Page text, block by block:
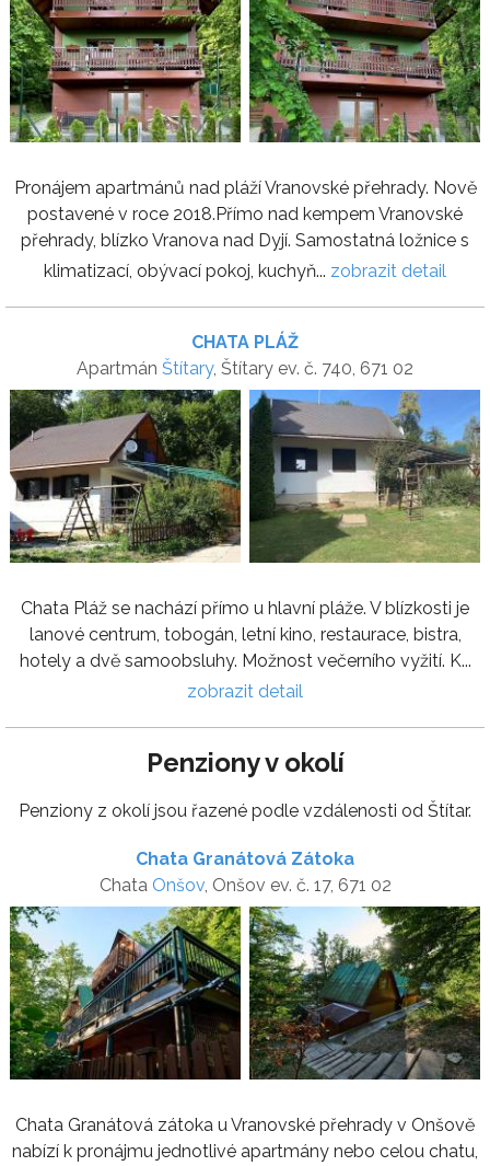
Pronájem apartmánů nad pláží Vranovské přehrady. Nově
postavené v roce 2018.Přímo nad kempem Vranovské
přehrady, blízko Vranova nad Dyjí. Samostatná ložnice s
klimatizací, obývací pokoj, kuchyň... zobrazit detail
CHATA PLÁŽ
Apartmán Štítary, Štítary ev. č. 740, 671 02
Chata Pláž se nachází přímo u hlavní pláže. V blízkosti je
lanové centrum, tobogán, letní kino, restaurace, bistra,
hotely a dvě samoobsluhy. Možnost večerního vyžití. K...
zobrazit detail
Penziony v okolí
Penziony z okolí jsou řazené podle vzdálenosti od Štítar.
Chata Granátová Zátoka
Chata Onšov, Onšov ev. č. 17, 671 02
Chata Granátová zátoka u Vranovské přehrady v Onšově
nabízí k pronájmu jednotlivé apartmány nebo celou chatu,